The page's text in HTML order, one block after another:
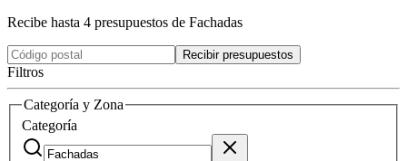
Recibe hasta 4 presupuestos de Fachadas
Recibir presupuestos
Filtros
Categoría y Zona
Categoría